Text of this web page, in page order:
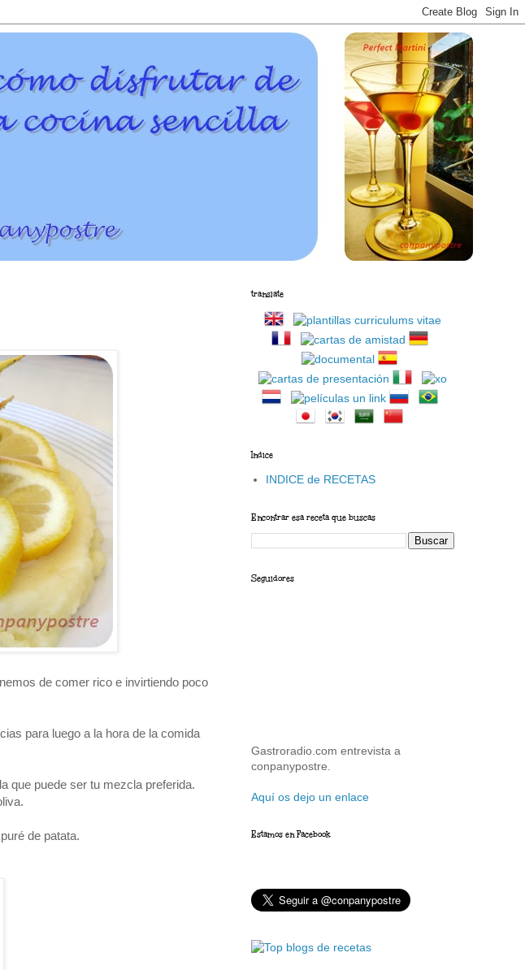
de comer rico e invirtiendo poco
para luego a la hora de la comida
que puede ser tu mezcla preferida.
de patata.
translate
Indice
INDICE de RECETAS
Encontrar esa receta que buscas
Seguidores
Gastroradio.com entrevista a
conpanypostre.
Aquí os dejo un enlace
Estamos en Facebook